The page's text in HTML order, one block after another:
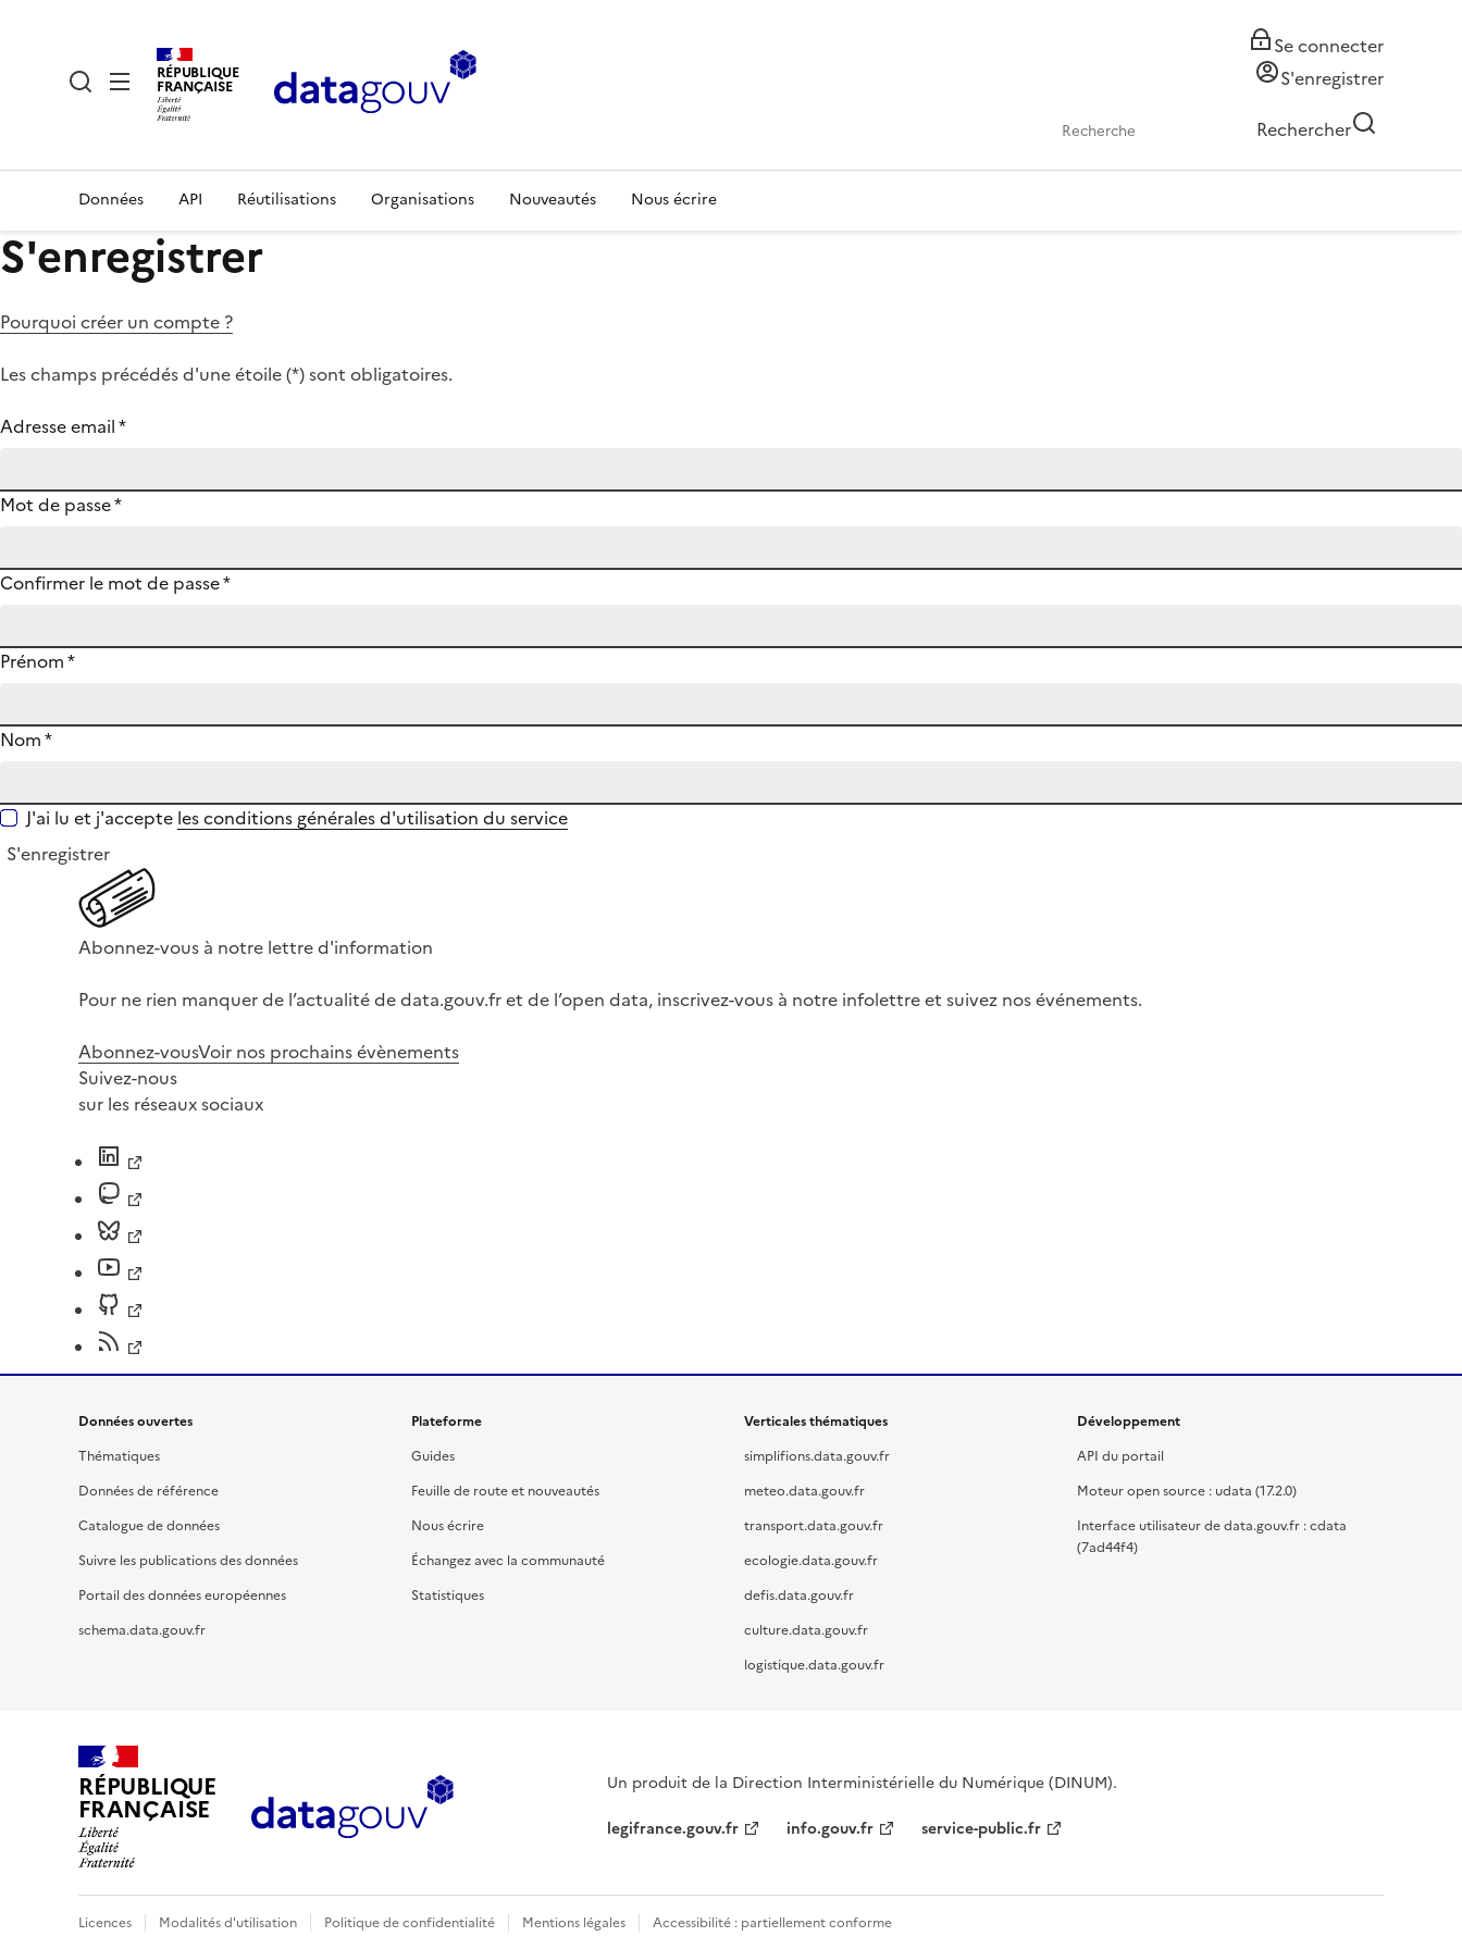
RÉPUBLIQUE
FRANÇAISE
Se connecter
S'enregistrer
Rechercher
Données API Réutilisations Organisations Nouveautés Nous écrire
S'enregistrer
Pourquoi créer un compte ?
Les champs précédés d'une étoile (*) sont obligatoires.
Adresse email*
Mot de passe*
Confirmer le mot de passe*
Prénom*
Nom*
J'ai lu et j'accepte les conditions générales d'utilisation du service
S'enregistrer
Abonnez-vous à notre lettre d'information
Pour ne rien manquer de l’actualité de data.gouv.fr et de l’open data, inscrivez-vous à notre infolettre et suivez nos événements.
Abonnez-vousVoir nos prochains évènements
Suivez-nous
sur les réseaux sociaux
Données ouvertes
Thématiques
Données de référence
Catalogue de données
Suivre les publications des données
Portail des données européennes
schema.data.gouv.fr
Plateforme
Guides
Feuille de route et nouveautés
Nous écrire
Échangez avec la communauté
Statistiques
Verticales thématiques
simplifions.data.gouv.fr
meteo.data.gouv.fr
transport.data.gouv.fr
ecologie.data.gouv.fr
defis.data.gouv.fr
culture.data.gouv.fr
logistique.data.gouv.fr
Développement
API du portail
Moteur open source : udata (17.2.0)
Interface utilisateur de data.gouv.fr : cdata
(7ad44f4)
RÉPUBLIQUE
FRANÇAISE
Un produit de la Direction Interministérielle du Numérique (DINUM).
legifrance.gouv.fr
info.gouv.fr service-public.fr
Licences Modalités d'utilisation Politique de confidentialité Mentions légales Accessibilité : partiellement conforme